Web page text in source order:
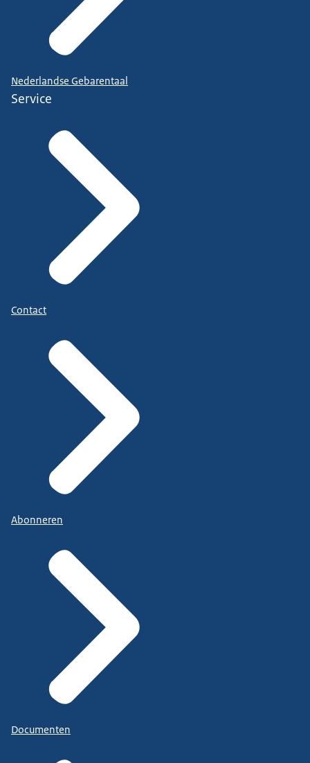
Nederlandse Gebarentaal
Service
Contact
Abonneren
Documenten